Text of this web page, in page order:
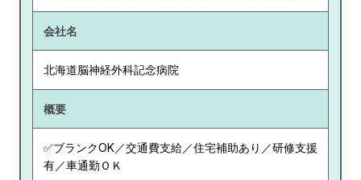
会社名
北海道脳神経外科記念病院
概要
✅ブランクOK／交通費支給／住宅補助あり／研修支援
有／車通勤ＯＫ